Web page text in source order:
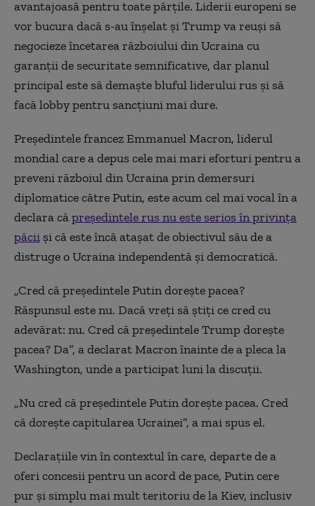
avantajoasă pentru toate părțile. Liderii europeni se
vor bucura dacă s-au înșelat și Trump va reuși să
negocieze încetarea războiului din Ucraina cu
garanții de securitate semnificative, dar planul
principal este să demaște bluful liderului rus și să
facă lobby pentru sancțiuni mai dure.
Președintele francez Emmanuel Macron, liderul
mondial care a depus cele mai mari eforturi pentru a
preveni războiul din Ucraina prin demersuri
diplomatice către Putin, este acum cel mai vocal în a
declara căpreședintele rus nu este serios în privința
păcii și că este încă atașat de obiectivul său de a
distruge o Ucraina independentă și democratică.
„Cred că președintele Putin dorește pacea?
Răspunsul este nu. Dacă vreți să știți ce cred cu
adevărat: nu. Cred că președintele Trump dorește
pacea? Da”, a declarat Macron înainte de a pleca la
Washington, unde a participat luni la discuții.
„Nu cred că președintele Putin dorește pacea. Cred
că dorește capitularea Ucrainei”, a mai spus el.
Declarațiile vin în contextul în care, departe de a
oferi concesii pentru un acord de pace, Putin cere
pur și simplu mai mult teritoriu de la Kiev, inclusiv